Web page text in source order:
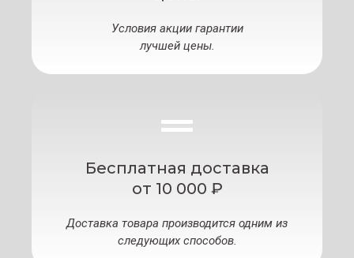
Условия акции гарантии
лучшей цены.
Бесплатная доставка
от 10 000 ₽
Доставка товара производится одним из
следующих способов.